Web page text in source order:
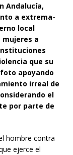
Andalucía,
a extrema-
local
mujeres a
que su
apoyando
irreal de
el
por parte de
hombre contra
ejerce el